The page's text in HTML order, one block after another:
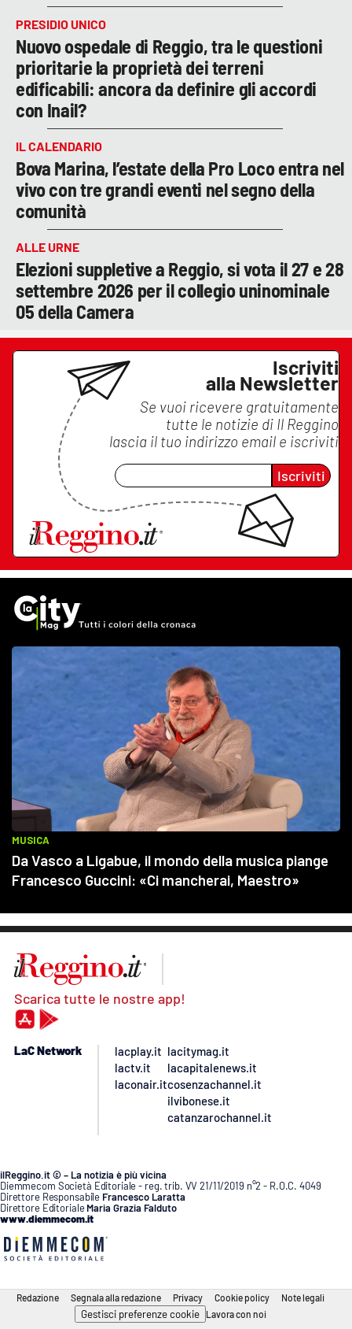
PRESIDIO UNICO
Nuovo ospedale di Reggio, tra le questioni
prioritarie la proprietà dei terreni
edificabili: ancora da definire gli accordi
con Inail?
IL CALENDARIO
Bova Marina, l’estate della Pro Loco entra nel
vivo con tre grandi eventi nel segno della
comunità
ALLE URNE
Elezioni suppletive a Reggio, si vota il 27 e 28
settembre 2026 per il collegio uninominale
05 della Camera
Iscriviti
alla Newsletter
Se vuoi ricevere gratuitamente
tutte le notizie di Il Reggino
lascia il tuo indirizzo email e iscriviti
Iscriviti
Scarica tutte le nostre app!
LaC Network
lacplay.it
lactv.it
laconair.it
lacitymag.it
lacapitalenews.it
cosenzachannel.it
ilvibonese.it
catanzarochannel.it
ilReggino.it © – La notizia è più vicina
Diemmecom Società Editoriale - reg. trib. VV 21/11/2019 n°2 - R.O.C. 4049
Direttore Responsabile Francesco Laratta
Direttore Editoriale Maria Grazia Falduto
www.diemmecom.it
Redazione Segnala alla redazione Privacy Cookie policy Note legali
Gestisci preferenze cookie Lavora con noi